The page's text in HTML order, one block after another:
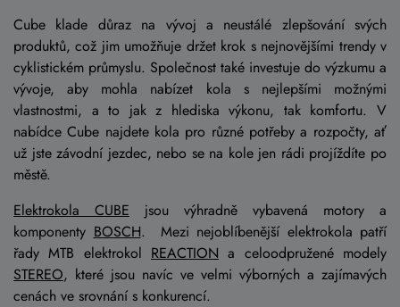
Cube klade důraz na vývoj a neustálé zlepšování svých
produktů, což jim umožňuje držet krok s nejnovějšími trendy v
cyklistickém průmyslu. Společnost také investuje do výzkumu a
vývoje, aby mohla nabízet kola s nejlepšími možnými
vlastnostmi, a to jak z hlediska výkonu, tak komfortu. V
nabídce Cube najdete kola pro různé potřeby a rozpočty, ať
už jste závodní jezdec, nebo se na kole jen rádi projíždíte po
městě.
Elektrokola CUBE jsou výhradně vybavená motory a
komponenty BOSCH. Mezi nejoblíbenější elektrokola patří
řady MTB elektrokol REACTION a celoodpružené modely
STEREO, které jsou navíc ve velmi výborných a zajímavých
cenách ve srovnání s konkurencí.